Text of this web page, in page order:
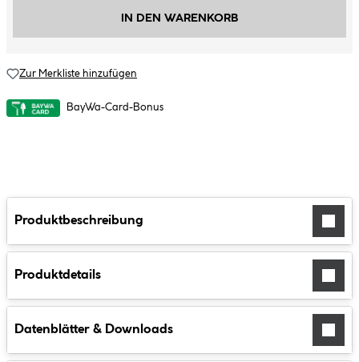
IN DEN WARENKORB
Zur Merkliste hinzufügen
BayWa-Card-Bonus
Produktbeschreibung
Produktdetails
Datenblätter & Downloads